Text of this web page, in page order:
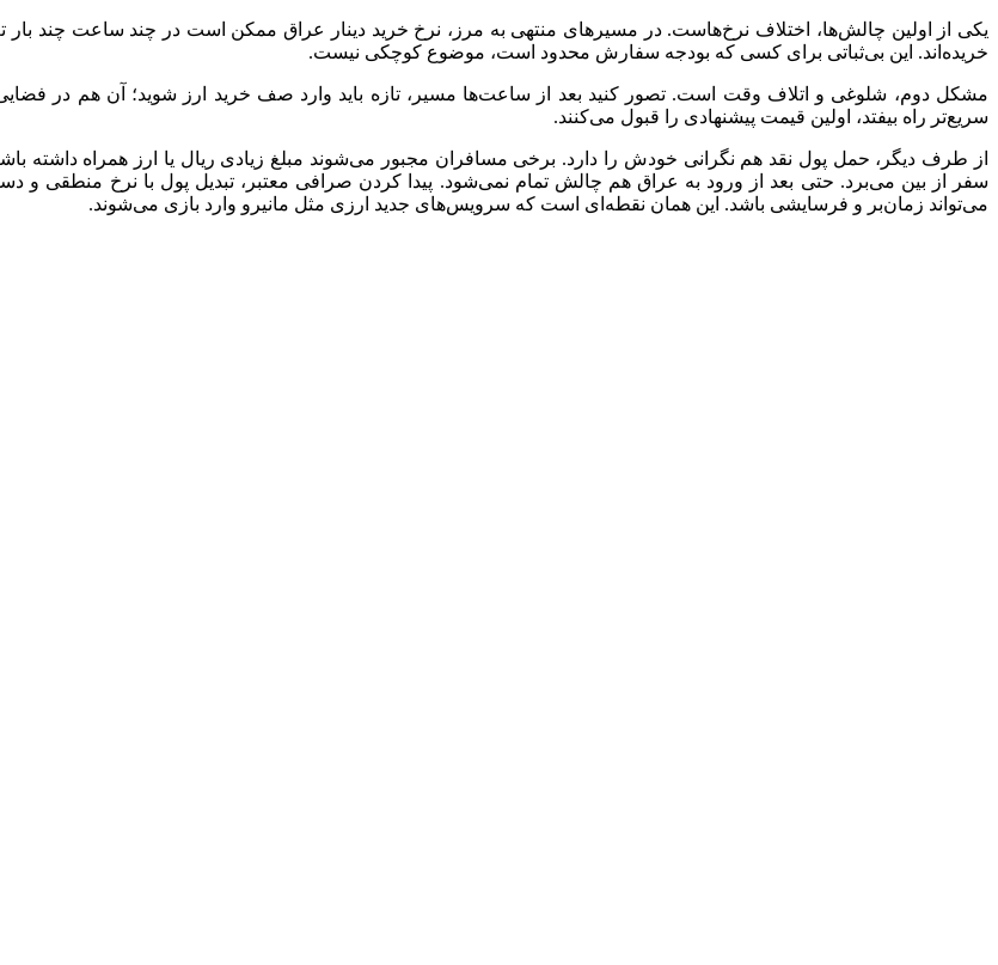
یکی از اولین چالش‌ها، اختلاف نرخ‌هاست. در مسیرهای منتهی به مرز، نرخ خرید دینار عراق ممکن است در چند ساعت چند بار
خریده‌اند. این بی‌ثباتی برای کسی که بودجه سفارش محدود است، موضوع کوچکی نیست.
مشکل دوم، شلوغی و اتلاف وقت است. تصور کنید بعد از ساعت‌ها مسیر، تازه باید وارد صف خرید ارز شوید؛ آن هم در
سریع‌تر راه بیفتد، اولین قیمت پیشنهادی را قبول می‌کنند.
از طرف دیگر، حمل پول نقد هم نگرانی خودش را دارد. برخی مسافران مجبور می‌شوند مبلغ زیادی ریال یا ارز همراه داشته
سفر از بین می‌برد. حتی بعد از ورود به عراق هم چالش تمام نمی‌شود. پیدا کردن صرافی معتبر، تبدیل پول با نرخ منطقی
می‌تواند زمان‌بر و فرسایشی باشد. این همان نقطه‌ای است که سرویس‌های جدید ارزی مثل مانیرو وارد بازی می‌شوند.